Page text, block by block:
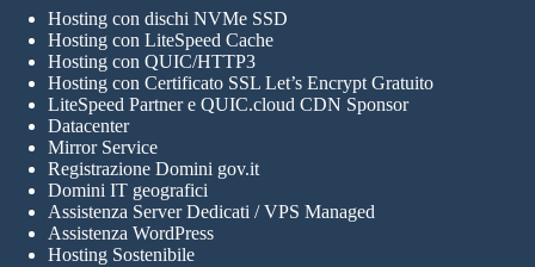
Hosting con dischi NVMe SSD
Hosting con LiteSpeed Cache
Hosting con QUIC/HTTP3
Hosting con Certificato SSL Let’s Encrypt Gratuito
LiteSpeed Partner e QUIC.cloud CDN Sponsor
Datacenter
Mirror Service
Registrazione Domini gov.it
Domini IT geografici
Assistenza Server Dedicati / VPS Managed
Assistenza WordPress
Hosting Sostenibile